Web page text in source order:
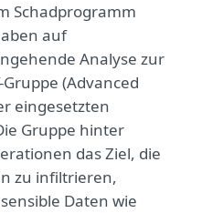
Schadprogramm
auf
Analyse zur
(Advanced
eingesetzten
Gruppe hinter
das Ziel, die
zu infiltrieren,
Daten wie